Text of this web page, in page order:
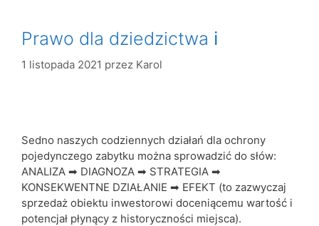
Prawo dla dziedzictwa ℹ
1 listopada 2021 przez Karol
Sedno naszych codziennych działań dla ochrony
pojedynczego zabytku można sprowadzić do słów:
ANALIZA ➡ DIAGNOZA ➡ STRATEGIA ➡
KONSEKWENTNE DZIAŁANIE ➡ EFEKT (to zazwyczaj
sprzedaż obiektu inwestorowi doceniącemu wartość i
potencjał płynący z historyczności miejsca).